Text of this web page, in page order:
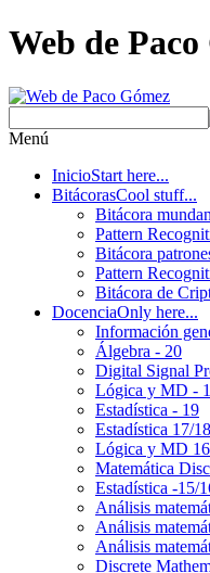
Web de Paco
Menú
InicioStart here...
BitácorasCool stuff...
Bitácora
Pattern
Bitácora
Pattern
Bitácora de
DocenciaOnly here...
Información
Álgebra - 20
Digital Signal
Lógica y MD -
Estadística - 19
Estadística 17/18
Lógica y MD
Matemática
Estadística -15/
Análisis
Análisis
Análisis
Discrete